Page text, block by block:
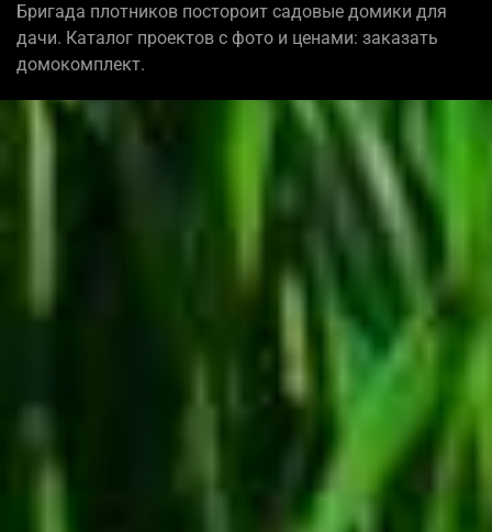
Бригада плотников постороит садовые домики для
дачи. Каталог проектов с фото и ценами: заказать
домокомплект.